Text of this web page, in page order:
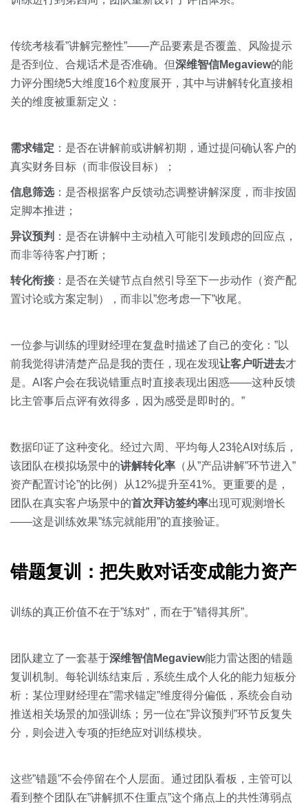
传统考核看”讲解完整性”——产品要素是否覆盖、风险提示
是否到位、合规话术是否准确。但深维智信Megaview的能
力评分围绕5大维度16个粒度展开，其中与讲解转化直接相
关的维度被重新定义：
需求锚定 ：是否在讲解前或讲解初期，通过提问确认客户的
真实财务目标（而非假设目标）；
信息筛选：是否根据客户反馈动态调整讲解深度，而非按固
定脚本推进；
异议预判 ：是否在讲解中主动植入可能引发顾虑的回应点，
而非等待客户打断；
转化衔接 ：是否在关键节点自然引导至下一步动作（资产配
置讨论或方案定制），而非以”您考虑一下”收尾。
一位参与训练的理财经理在复盘时描述了自己的变化：”以
前我觉得讲清楚产品是我的责任，现在发现让客户听进去才
是。AI客户会在我说错重点时直接表现出困惑——这种反馈
比主管事后点评有效得多，因为感受是即时的。”
数据印证了这种变化。经过六周、平均每人23轮AI对练后，
该团队在模拟场景中的讲解转化率 （从”产品讲解”环节进入”
资产配置讨论”的比例）从12%提升至41%。更重要的是，
团队在真实客户场景中的首次拜访签约率出现可观测增长
——这是训练效果”练完就能用”的直接验证。
错题复训：把失败对话变成能力资产
训练的真正价值不在于”练对”，而在于”错得其所”。
团队建立了一套基于深维智信Megaview能力雷达图的错题
复训机制。每轮训练结束后，系统生成个人化的能力短板分
析：某位理财经理在”需求锚定”维度得分偏低，系统会自动
推送相关场景的加强训练；另一位在”异议预判”环节反复失
分，则会进入专项的拒绝应对训练模块。
这些”错题”不会停留在个人层面。通过团队看板，主管可以
看到整个团队在”讲解抓不住重点”这个痛点上的共性薄弱点